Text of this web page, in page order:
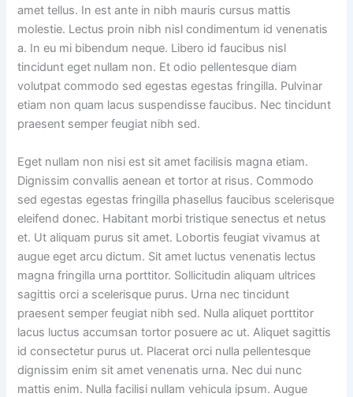
amet tellus. In est ante in nibh mauris cursus mattis
molestie. Lectus proin nibh nisl condimentum id venenatis
a. In eu mi bibendum neque. Libero id faucibus nisl
tincidunt eget nullam non. Et odio pellentesque diam
volutpat commodo sed egestas egestas fringilla. Pulvinar
etiam non quam lacus suspendisse faucibus. Nec tincidunt
praesent semper feugiat nibh sed.
Eget nullam non nisi est sit amet facilisis magna etiam.
Dignissim convallis aenean et tortor at risus. Commodo
sed egestas egestas fringilla phasellus faucibus scelerisque
eleifend donec. Habitant morbi tristique senectus et netus
et. Ut aliquam purus sit amet. Lobortis feugiat vivamus at
augue eget arcu dictum. Sit amet luctus venenatis lectus
magna fringilla urna porttitor. Sollicitudin aliquam ultrices
sagittis orci a scelerisque purus. Urna nec tincidunt
praesent semper feugiat nibh sed. Nulla aliquet porttitor
lacus luctus accumsan tortor posuere ac ut. Aliquet sagittis
id consectetur purus ut. Placerat orci nulla pellentesque
dignissim enim sit amet venenatis urna. Nec dui nunc
mattis enim. Nulla facilisi nullam vehicula ipsum. Augue